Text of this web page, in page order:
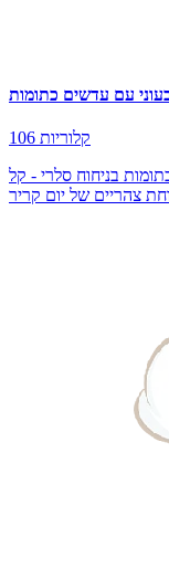
עם עדשים כתומות
106 קלוריות
בניחוח סלרי - קל
צהריים של יום קריר